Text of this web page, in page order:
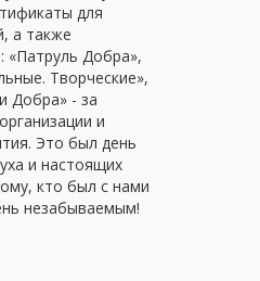
для
а также
«Патруль Добра»,
Творческие»,
Добра» - за
и
Это был день
и настоящих
кто был с нами
незабываемым!